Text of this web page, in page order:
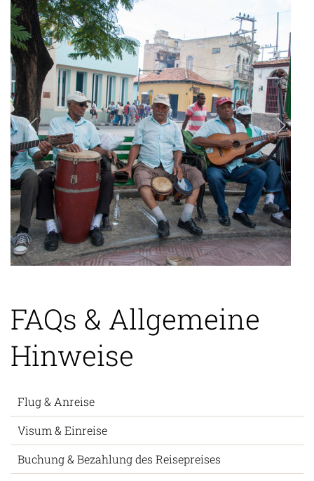
FAQs & Allgemeine
Hinweise
Flug & Anreise
Visum & Einreise
Buchung & Bezahlung des Reisepreises